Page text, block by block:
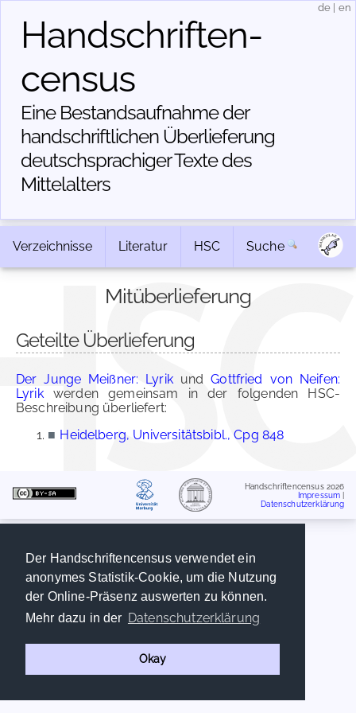
Der Handschriftencensus verwendet ein
anonymes Statistik-Cookie, um die Nutzung
der Online-Präsenz auswerten zu können.
Mehr dazu in der Datenschutzerklärung
Okay
Handschriften­
census
Eine Bestandsaufnahme der
handschriftlichen Über­lieferung
deutschsprachiger Texte des
Mittelalters
de en
Verzeichnisse Literatur HSC Suche
Mitüberlieferung
Geteilte Überlieferung
Der Junge Meißner: LyrikundGottfried von Neifen:
Lyrikwerden gemeinsam in der folgenden HSC-
Beschreibung überliefert:
■ Heidelberg, Universitätsbibl., Cpg 848
Handschriftencensus 2026
Impressum
Datenschutzerklärung